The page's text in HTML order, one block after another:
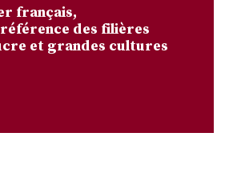
français,
des filières
et grandes cultures